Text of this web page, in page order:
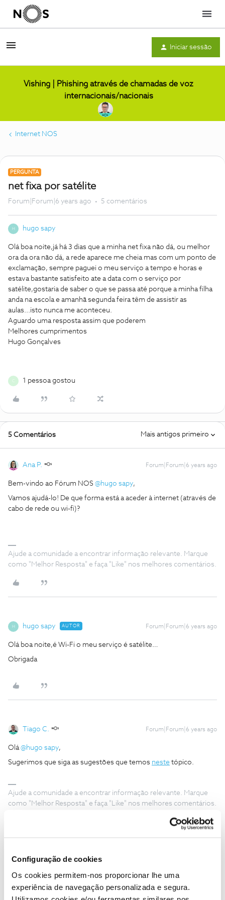
Configuração de cookies
Os cookies permitem-nos proporcionar lhe uma
experiência de navegação personalizada e segura.
Menu
Iniciar sessão
Vishing | Phishing através de chamadas de voz
internacionais/nacionais
Internet NOS
PERGUNTA
net fixa por satélite
Forum|Forum|6 years ago 5 comentários
hugo sapy
Olá boa noite,já há 3 dias que a minha net fixa não dá, ou melhor
ora da ora não dá, a rede aparece me cheia mas com um ponto de
exclamação, sempre paguei o meu serviço a tempo e horas e
estava bastante satisfeito ate a data com o serviço por
satélite,gostaria de saber o que se passa até porque a minha filha
anda na escola e amanhã segunda feira têm de assistir as
aulas...isto nunca me aconteceu.
Aguardo uma resposta assim que poderem
Melhores cumprimentos
Hugo Gonçalves
1 pessoa gostou
5 Comentários Mais antigos primeiro
Ana P. Forum|Forum|6 years ago
Bem-vindo ao Fórum NOS @hugo sapy,
Vamos ajudá-lo! De que forma está a aceder à internet (através de
cabo de rede ou wi-fi)?
Ajude a comunidade a encontrar informação relevante. Marque
como "Melhor Resposta" e faça "Like" nos melhores comentários.
hugo sapy AUTOR Forum|Forum|6 years ago
Olá boa noite,é Wi-Fi o meu serviço é satélite…
Obrigada
Tiago C. Forum|Forum|6 years ago
Olá@hugo sapy,
Sugerimos que siga as sugestões que temos neste tópico.
Ajude a comunidade a encontrar informação relevante. Marque
como "Melhor Resposta" e faça "Like" nos melhores comentários.
hugo sapy
Esses tópicos muitos já os segui como desligar e ligar o ruter, fico